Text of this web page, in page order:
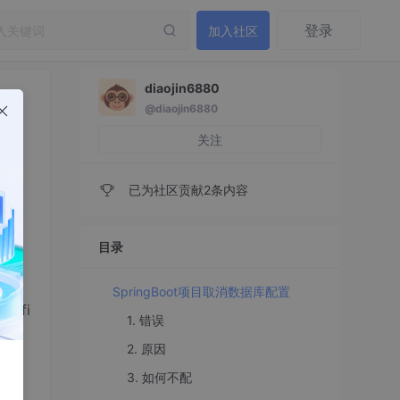
加入社区 登录
diaojin6880
@diaojin6880
关注
已为社区贡献2条内容
目录
SpringBoot项目取消数据库配置
1. 错误
2. 原因
3. 如何不配